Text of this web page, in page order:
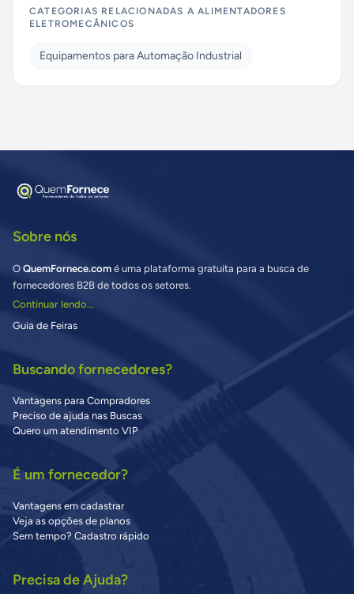
CATEGORIAS RELACIONADAS AALIMENTADORES
ELETROMECÂNICOS
Equipamentos para Automação Industrial
Sobre nós
O QuemFornece.com é uma plataforma gratuita para a busca de
fornecedores B2B de todos os setores.
Continuar lendo...
Guia de Feiras
Buscando fornecedores?
Vantagens para Compradores
Preciso de ajuda nas Buscas
Quero um atendimento VIP
É um fornecedor?
Vantagens em cadastrar
Veja as opções de planos
Sem tempo? Cadastro rápido
Precisa de Ajuda?